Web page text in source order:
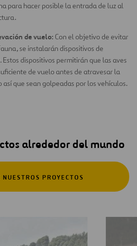
para hacer posible la entrada de luz al
de vuelo: Con el objetivo de evitar
se instalarán dispositivos de
dispositivos permitirán que las aves
de vuelo antes de atravesar la
que sean golpeadas por los vehículos.
alrededor del mundo
NUESTROS PROYECTOS